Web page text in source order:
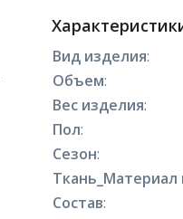
Вид изделия:
Объем:
Вес изделия:
Пол:
Сезон:
Ткань_Материал
Состав: